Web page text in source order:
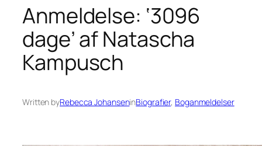
Anmeldelse: ‘3096
dage’ af Natascha
Kampusch
Written byRebecca JohanseninBiografier, Boganmeldelser